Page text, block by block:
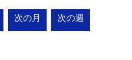
次の月 次の週